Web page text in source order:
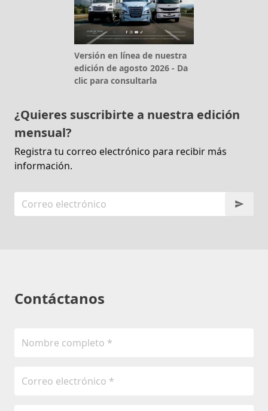
Versión en línea de nuestra
edición de agosto 2026 - Da
clic para consultarla
¿Quieres suscribirte a nuestra edición
mensual?
Registra tu correo electrónico para recibir más
información.
Contáctanos